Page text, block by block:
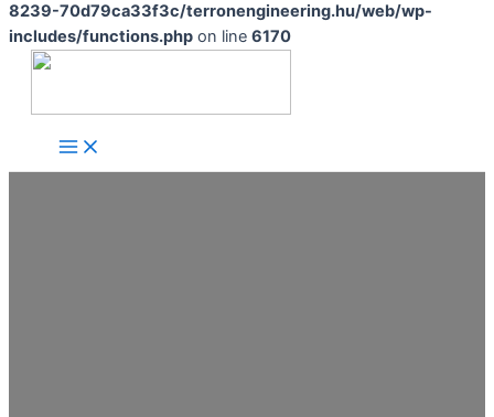
8239-70d79ca33f3c/terronengineering.hu/web/wp-
includes/functions.php on line 6170